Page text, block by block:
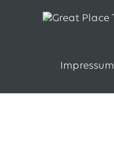
Impressum